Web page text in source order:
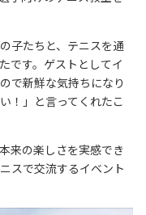
子たちと、テニスを通
です。ゲストとしてイ
で新鮮な気持ちになり
！」と言ってくれたこ
来の楽しさを実感でき
スで交流するイベント